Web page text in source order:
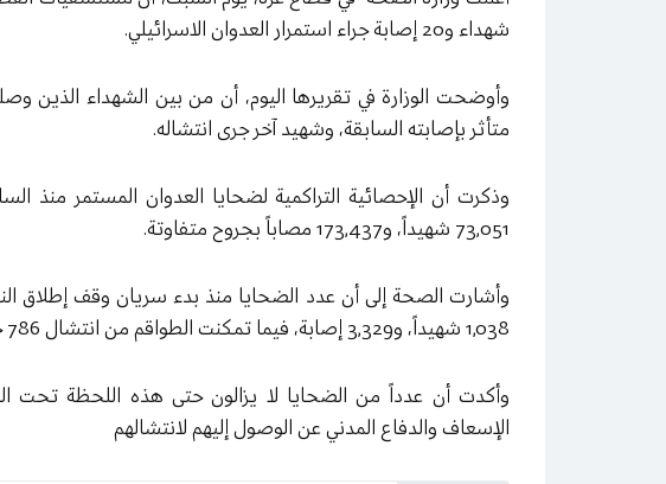
شهداء و20 إصابة جراء استمرار العدوان الاسرائيلي
.
متأثر بإصابته السابقة، وشهيد آخر جرى انتشاله.
73,051 شهيداً، و173,437 مصاباً بجروح متفاوتة
.
وأشارت الصحة إلى أن عدد الضحايا منذ بدء سريان وقف إطلاق
1,038 شهيداً، و3,329 إصابة، فيما تمكنت الطواقم من انتشال 786 جثماناً لشهداء خلال هذه الفترة
وأكدت أن عدداً من الضحايا لا يزالون حتى هذه اللحظة تحت
الإسعاف والدفاع المدني عن الوصول إليهم لانتشالهم